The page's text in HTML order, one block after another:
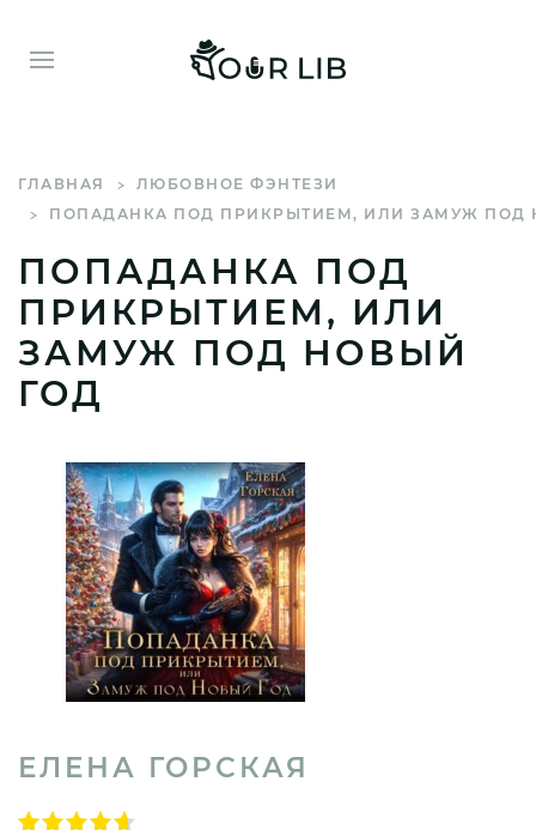
ГЛАВНАЯ
ЛЮБОВНОЕ ФЭНТЕЗИ
ПОПАДАНКА ПОД ПРИКРЫТИЕМ, ИЛИ ЗАМУЖ ПОД
ПОПАДАНКА ПОД
ПРИКРЫТИЕМ, ИЛИ
ЗАМУЖ ПОД НОВЫЙ
ГОД
ЕЛЕНА ГОРСКАЯ